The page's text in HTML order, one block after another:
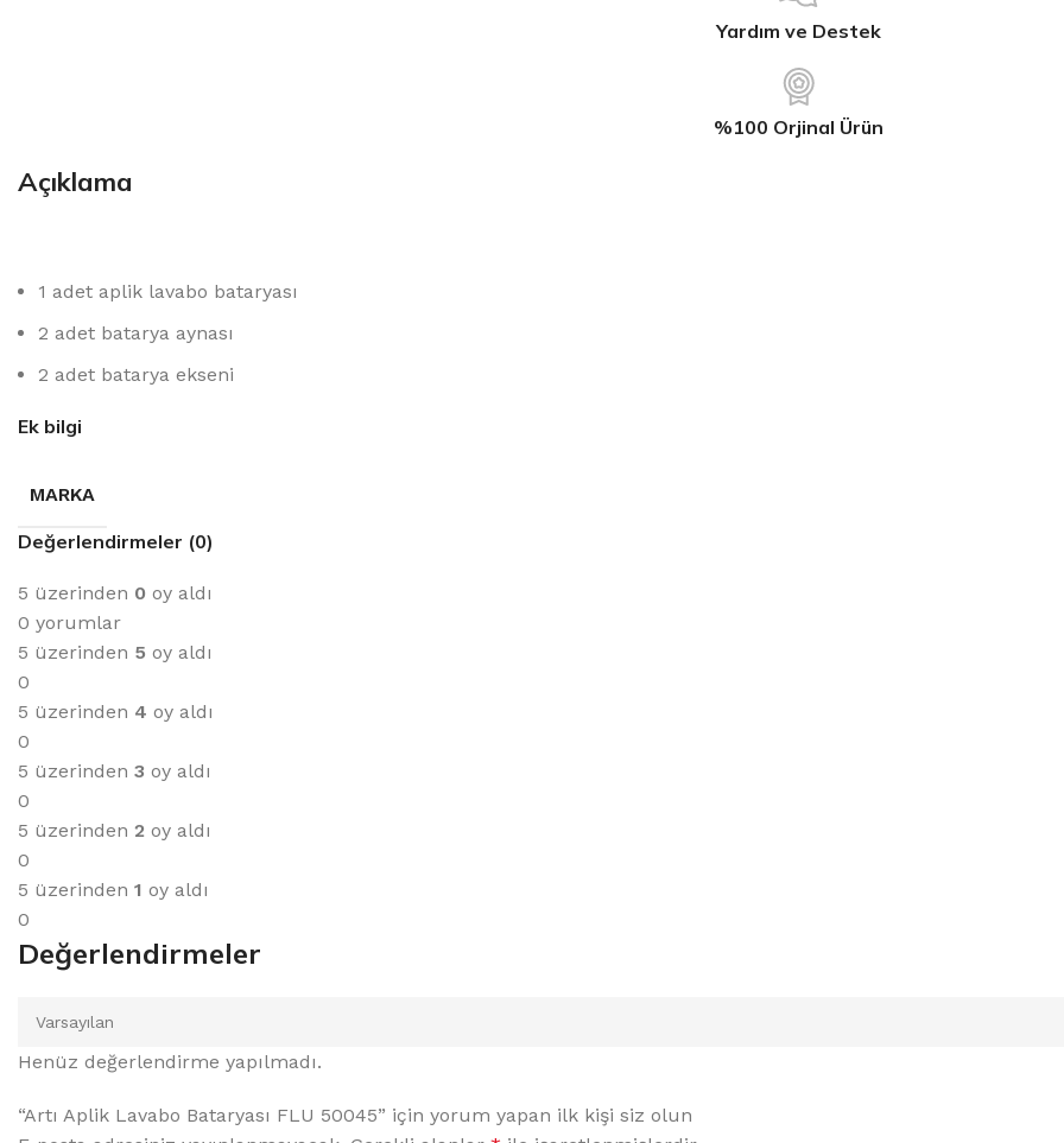
Yardım ve Destek
%100 Orjinal Ürün
Açıklama
1 adet aplik lavabo bataryası
2 adet batarya aynası
2 adet batarya ekseni
Ek bilgi
MARKA
Değerlendirmeler (0)
5 üzerinden 0 oy aldı
0 yorumlar
5 üzerinden 5 oy aldı
0
5 üzerinden 4 oy aldı
0
5 üzerinden 3 oy aldı
0
5 üzerinden 2 oy aldı
0
5 üzerinden 1 oy aldı
0
Değerlendirmeler
Henüz değerlendirme yapılmadı.
“Artı Aplik Lavabo Bataryası FLU 50045” için yorum yapan ilk kişi siz olun